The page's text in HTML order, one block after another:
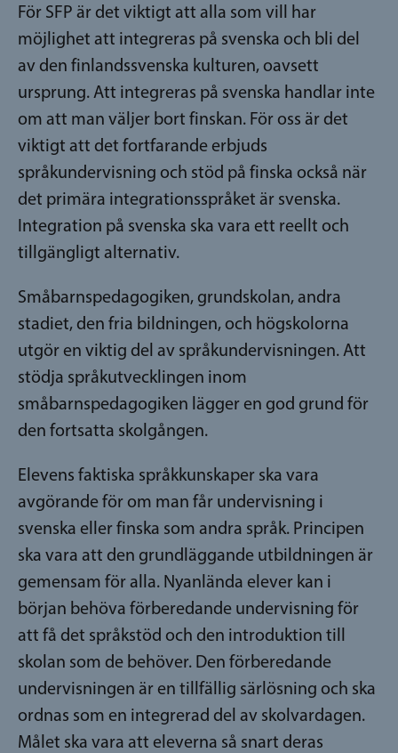
För SFP är det viktigt att alla som vill har
möjlighet att integreras på svenska och bli del
av den finlandssvenska kulturen, oavsett
ursprung. Att integreras på svenska handlar inte
om att man väljer bort finskan. För oss är det
viktigt att det fortfarande erbjuds
språkundervisning och stöd på finska också när
det primära integrationsspråket är svenska.
Integration på svenska ska vara ett reellt och
tillgängligt alternativ.
Småbarnspedagogiken, grundskolan, andra
stadiet, den fria bildningen, och högskolorna
utgör en viktig del av språkundervisningen. Att
stödja språkutvecklingen inom
småbarnspedagogiken lägger en god grund för
den fortsatta skolgången.
Elevens faktiska språkkunskaper ska vara
avgörande för om man får undervisning i
svenska eller finska som andra språk. Principen
ska vara att den grundläggande utbildningen är
gemensam för alla. Nyanlända elever kan i
början behöva förberedande undervisning för
att få det språkstöd och den introduktion till
skolan som de behöver. Den förberedande
undervisningen är en tillfällig särlösning och ska
ordnas som en integrerad del av skolvardagen.
Målet ska vara att eleverna så snart deras